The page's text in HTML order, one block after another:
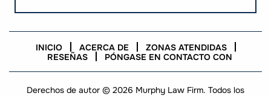
INICIO ACERCA DE
ZONAS ATENDIDAS
RESEÑAS
PÓNGASE EN CONTACTO CON
Derechos de autor © 2026 Murphy Law Firm. Todos los